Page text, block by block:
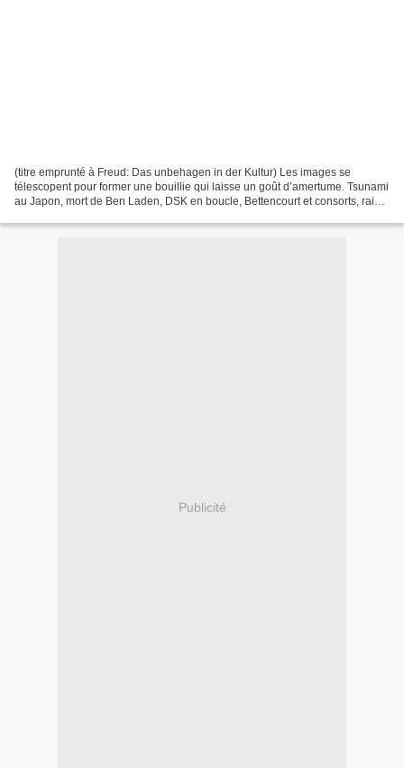
(titre emprunté à Freud: Das unbehagen in der Kultur) Les images se
télescopent pour former une bouillie qui laisse un goût d’amertume. Tsunami
au Japon, mort de Ben Laden, DSK en boucle, Bettencourt et consorts, raids
Publicité